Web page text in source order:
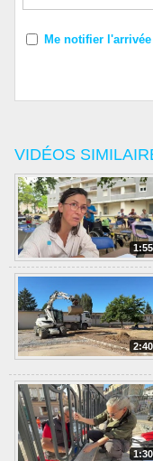
VIDÉOS
1:55
2:40
1:30
Me notifier